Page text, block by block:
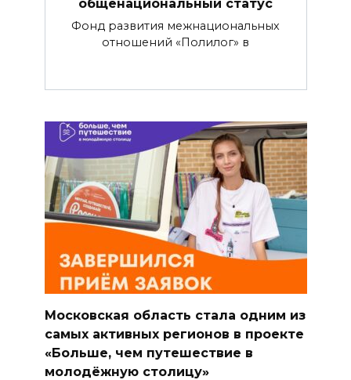
общенациональный статус
Фонд развития межнациональных
отношений «Полилог» в
Московская область стала одним из
самых активных регионов в проекте
«Больше, чем путешествие в
молодёжную столицу»